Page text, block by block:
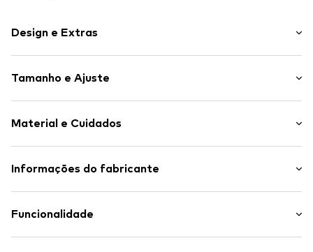
Design e Extras
Ponta redonda
Mistura de materiais
Tira de calcanhar
Peso leve
Almofada para calcanhar
Eixo almofadado
Tamanho e Ajuste
Material e Cuidados
Material superior: Têxtil, Sintético
Informações do fabricante
Hoogoorddreef 9-A
NL
Funcionalidade